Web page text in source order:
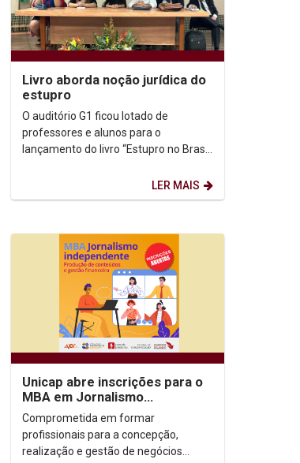
Livro aborda noção jurídica do
estupro
O auditório G1 ficou lotado de
professores e alunos para o
lançamento do livro “Estupro no Brasil:
LER MAIS
Unicap abre inscrições para o
MBA em Jornalismo
Independente: produção de
conteúdos e gestão...
Comprometida em formar
profissionais para a concepção,
realização e gestão de negócios